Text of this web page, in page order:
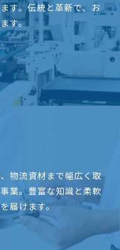
す。伝統と革新で、お
す。
物流資材まで幅広く取
業。豊富な知識と柔軟
届けます。